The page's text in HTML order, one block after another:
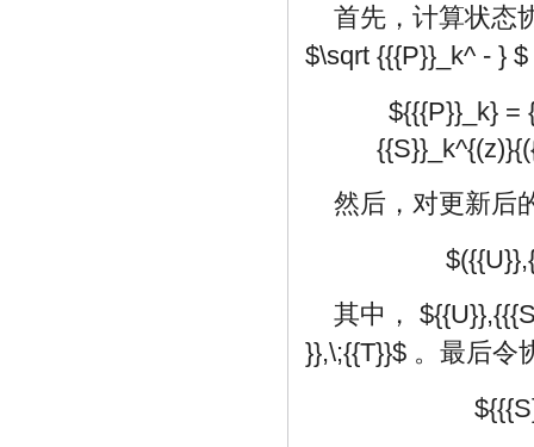
首先，计算状态
$\sqrt {{{P}}_k^ - } $
${{{P}}_k} =
然后，对更新后
其中，
}},\;{{T}}$ 。最后令